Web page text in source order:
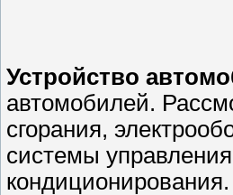
Устройство
автомобилей.
сгорания,
системы
кондиционирования.